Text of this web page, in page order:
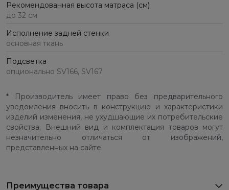
Рекомендованная высота матраса (см)
до 32 см
Исполнение задней стенки
основная ткань
Подсветка
опционально SV166, SV167
* Производитель имеет право без предварительного
уведомления вносить в конструкцию и характеристики
изделий изменения, не ухудшающие их потребительские
свойства. Внешний вид и комплектация товаров могут
незначительно отличаться от изображений,
представленных на сайте.
Преимущества товара